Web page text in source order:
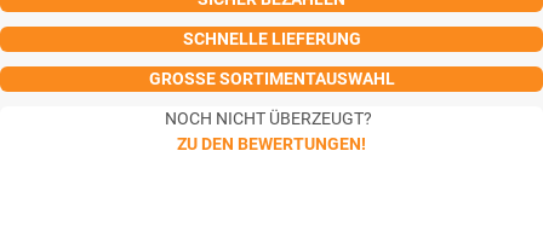
SCHNELLE LIEFERUNG
GROSSE SORTIMENTAUSWAHL
NOCH NICHT ÜBERZEUGT?
ZU DEN BEWERTUNGEN!